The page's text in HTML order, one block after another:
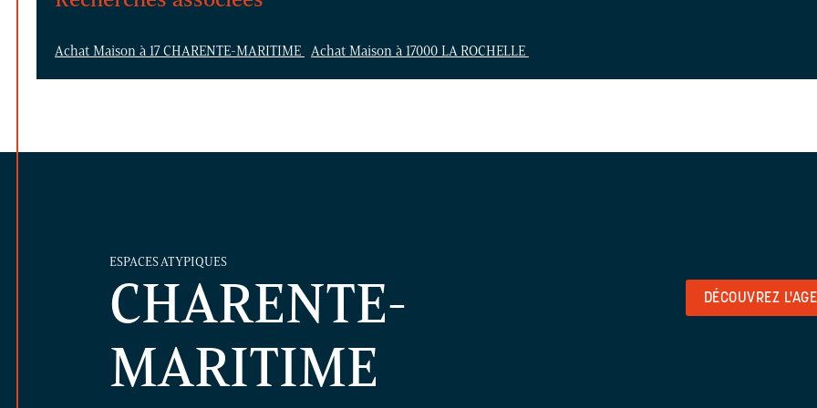
Achat Maison à 17 CHARENTE-MARITIME Achat Maison à 17000 LA ROCHELLE
ESPACES ATYPIQUES
CHARENTE-
MARITIME
DÉCOUVREZ